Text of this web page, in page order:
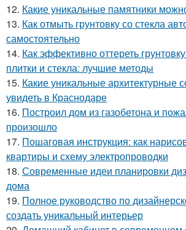
12. Какие уникальные памятники
13. Как отмыть грунтовку со стекла
самостоятельно
14. Как эффективно оттереть
плитки и стекла: лучшие методы
15. Какие уникальные архитектурные
увидеть в Краснодаре
16. Построил дом из газобетона и
произошло
17. Пошаговая инструкция: как
квартиры и схему электропроводки
18. Современные идеи планировки
дома
19. Полное руководство по
создать уникальный интерьер